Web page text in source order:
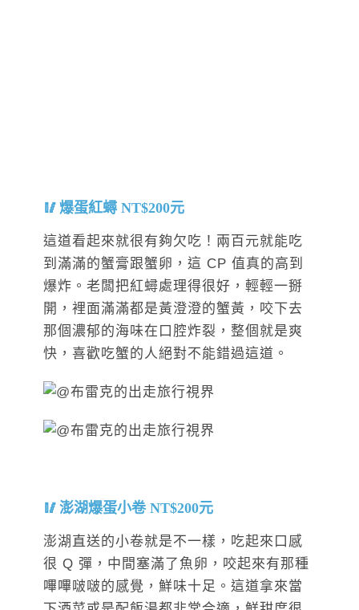
爆蛋紅蟳 NT$200元
這道看起來就很有夠欠吃！兩百元就能吃
到滿滿的蟹膏跟蟹卵，這 CP 值真的高到
爆炸。老闆把紅蟳處理得很好，輕輕一掰
開，裡面滿滿都是黃澄澄的蟹黃，咬下去
那個濃郁的海味在口腔炸裂，整個就是爽
快，喜歡吃蟹的人絕對不能錯過這道。
澎湖爆蛋小卷 NT$200元
澎湖直送的小卷就是不一樣，吃起來口感
很 Q 彈，中間塞滿了魚卵，咬起來有那種
嗶嗶啵啵的感覺，鮮味十足。這道拿來當